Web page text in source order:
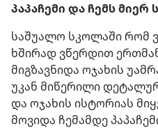
პაპაჩემი და ჩემს
საშუალო სკოლაში რომ
ხშირად ვწერდით
მიგზავნიდა ოჯახის
უკან მიწერილი
და ოჯახის ისტორიას
მოვიდა ჩემამდე